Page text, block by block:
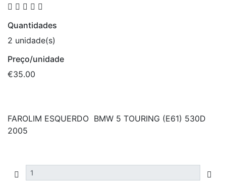
Quantidades
2 unidade(s)
Preço/unidade
€35.00
FAROLIM ESQUERDO BMW 5 TOURING (E61) 530D
2005